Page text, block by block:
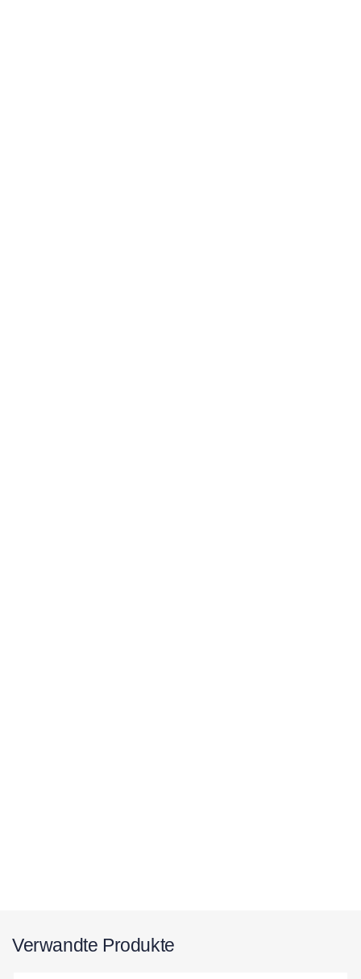
Verwandte Produkte